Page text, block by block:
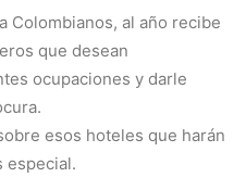
Colombianos, al año recibe
que desean
ocupaciones y darle
esos hoteles que harán
especial.